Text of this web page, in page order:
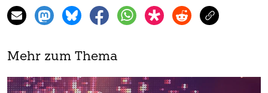
Mehr zum Thema